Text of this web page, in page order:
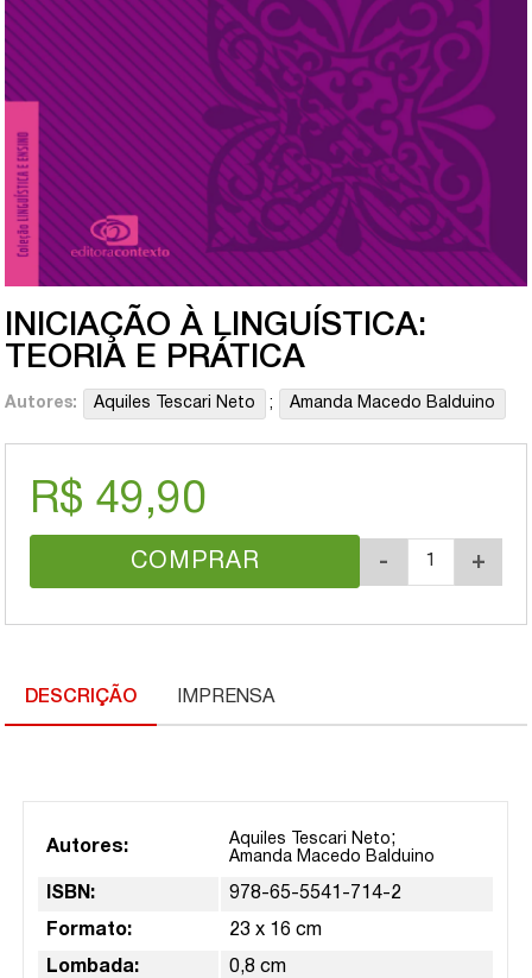
INICIAÇÃO À LINGUÍSTICA:
TEORIA E PRÁTICA
Autores: Aquiles Tescari Neto ; Amanda Macedo Balduino
R$ 49,90
COMPRAR - +
DESCRIÇÃO IMPRENSA
Autores: Aquiles Tescari Neto;
Amanda Macedo Balduino
ISBN: 978-65-5541-714-2
Formato: 23 x 16 cm
Lombada: 0,8 cm